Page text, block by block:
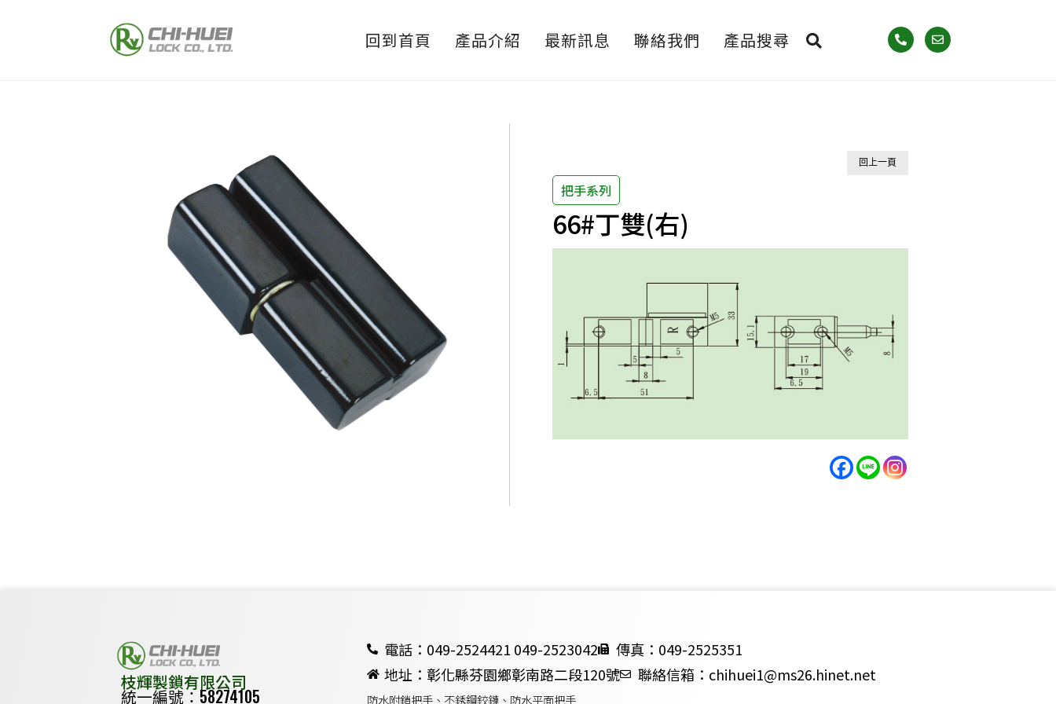
回到首頁 產品介紹 最新訊息 聯絡我們 產品搜尋
回上一頁
把手系列
66#丁雙(右)
枝輝製鎖有限公司
統一編號：58274105
電話：049-2524421 049-2523042
傳真：049-2525351
地址：彰化縣芬園鄉彰南路二段120號
聯絡信箱：chihuei1@ms26.hinet.net
防水附鎖把手、不銹鋼鉸鏈、防水平面把手